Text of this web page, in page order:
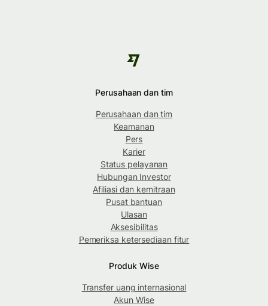
Perusahaan dan tim
Perusahaan dan tim
Keamanan
Pers
Karier
Status pelayanan
Hubungan Investor
Afiliasi dan kemitraan
Pusat bantuan
Ulasan
Aksesibilitas
Pemeriksa ketersediaan fitur
Produk Wise
Transfer uang internasional
Akun Wise